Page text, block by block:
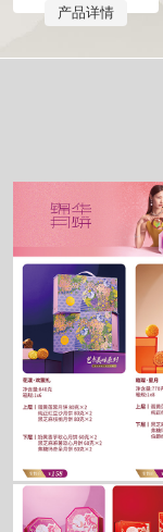
产品详情